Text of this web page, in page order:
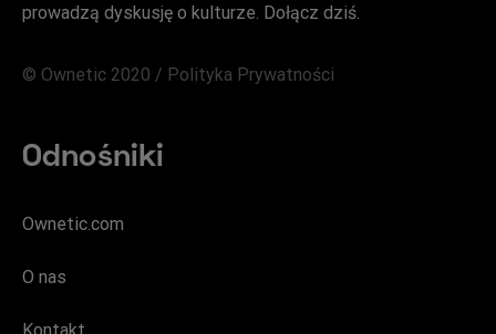
prowadzą dyskusję o kulturze. Dołącz dziś.
© Ownetic 2020 / Polityka Prywatności
Odnośniki
Ownetic.com
O nas